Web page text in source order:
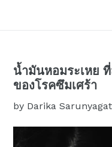
น้ำมันหอมระเหย
ของโรคซึมเศร้า
by Darika